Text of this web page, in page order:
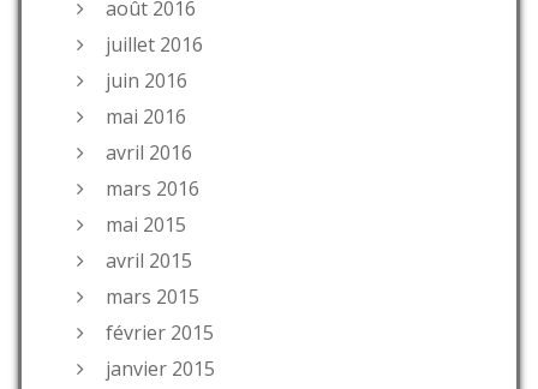
août 2016
juillet 2016
juin 2016
mai 2016
avril 2016
mars 2016
mai 2015
avril 2015
mars 2015
février 2015
janvier 2015